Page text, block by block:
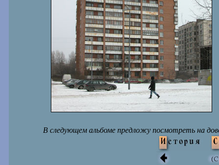
В следующем альбоме предложу посмотреть на